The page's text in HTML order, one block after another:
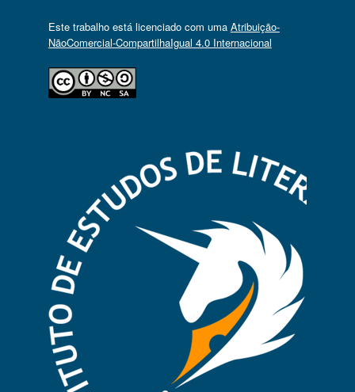
Este trabalho está licenciado com uma Atribuição-
NãoComercial-CompartilhaIgual 4.0 Internacional